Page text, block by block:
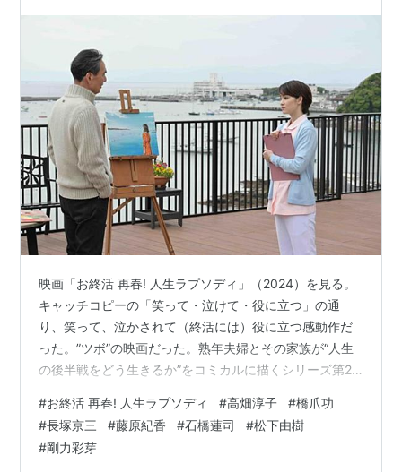
映画「お終活 再春! 人生ラプソディ」（2024）を見る。
キャッチコピーの「笑って・泣けて・役に立つ」の通
り、笑って、泣かされて（終活には）役に立つ感動作だ
った。”ツボ”の映画だった。熟年夫婦とその家族が“人生
の後半戦をどう生きるか”をコミカルに描くシリーズ第2
(2021）。 高畑淳子が堂々の主役。フランスのシャンソ
ン「愛の讃歌」に独自の歌詞をつけて歌う。普段は脇役
で口うるさいおばさん役が多い高畑淳子が、歌手として
#お終活 再春! 人生ラプソディ #高畑淳子 #橋爪功
#長塚京三 #藤原紀香 #石橋蓮司 #松下由樹
#剛力彩芽